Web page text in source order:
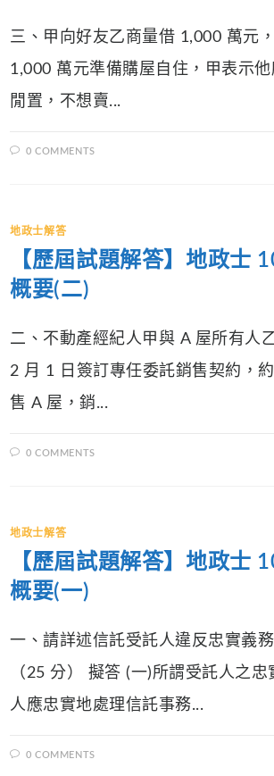
三、甲向好友乙商量借 1,000 萬元
1,000 萬元準備購屋自住，甲表示
閒置，不想賣...
0 COMMENTS
地政士解答
【歷屆試題解答】地政士
概要(二)
二、不動產經紀人甲與 A 屋所有人
2 月 1 日簽訂專任委託銷售契約，
售 A 屋，銷...
0 COMMENTS
地政士解答
【歷屆試題解答】地政士
概要(一)
一、請詳述信託受託人違反忠實義
（25 分） 擬答 (一)所謂受託人之
人應忠實地處理信託事務...
0 COMMENTS